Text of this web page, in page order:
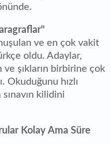
ve en çok vakit
oldu. Adaylar,
şıkların birbirine çok
Okuduğunu hızlı
kilidini
Kolay Ama Süre